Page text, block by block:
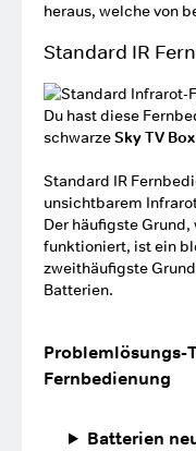
heraus, welche von
Standard IR
Du hast diese
schwarzeSky TV
Standard IR
unsichtbarem
Der häufigste
funktioniert, ist ein
zweithäufigste
Batterien.
Problemlösungs-
Fernbedienung
Batterien